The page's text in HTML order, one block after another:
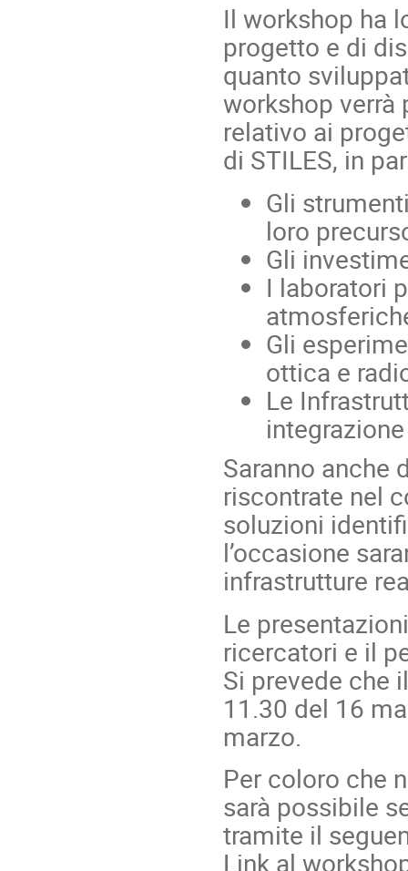
Il workshop ha
progetto e di
quanto
workshop verrà
relativo ai
di STILES, in
Gli
loro
Gli
I laboratori
Gli
ottica e
Le
Saranno anche
riscontrate nel
soluzioni
l’occasione
infrastrutture
Le
ricercatori e il
Si prevede che
11.30 del 16
marzo.
Per coloro che
sarà possibile
tramite il
Link al